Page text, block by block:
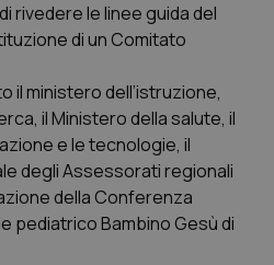
rivedere le linee guida del
di un Comitato
il ministero dell’istruzione,
il Ministero della salute, il
e le tecnologie, il
degli Assessorati regionali
della Conferenza
pediatrico Bambino Gesù di